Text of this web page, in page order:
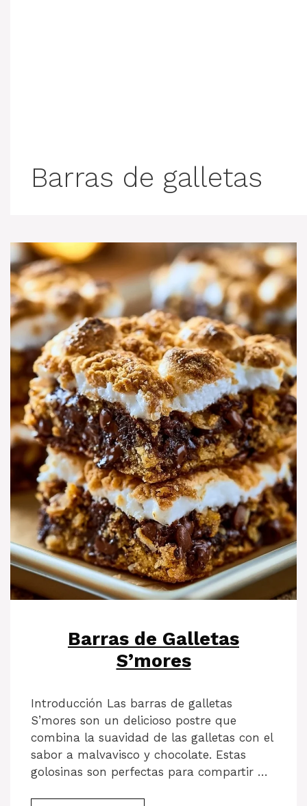
Barras de galletas
Barras de Galletas
S’mores
Introducción Las barras de galletas
S’mores son un delicioso postre que
combina la suavidad de las galletas con el
sabor a malvavisco y chocolate. Estas
golosinas son perfectas para compartir …